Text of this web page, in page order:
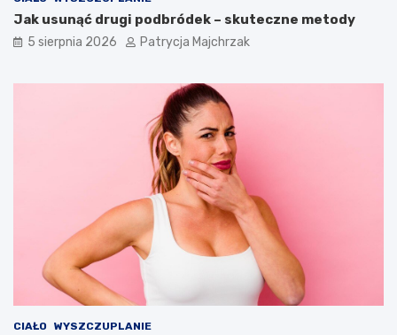
Jak usunąć drugi podbródek – skuteczne metody
5 sierpnia 2026 Patrycja Majchrzak
CIAŁO WYSZCZUPLANIE